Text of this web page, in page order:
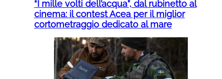
“I mille volti dell’acqua”, dal rubinetto al
cinema: il contest Acea per il miglior
cortometraggio dedicato al mare